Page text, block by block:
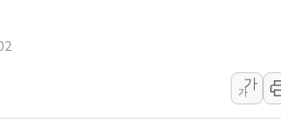
美 항소법원, 백악관 무도회장 공사 중단 명령…트럼
란 핵심 원유 수출항 '하르그섬', 최근 1주일 이상 '
가
가